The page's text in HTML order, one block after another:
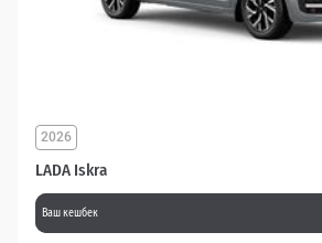
LADA Iskra
2026
Ваш кешбек